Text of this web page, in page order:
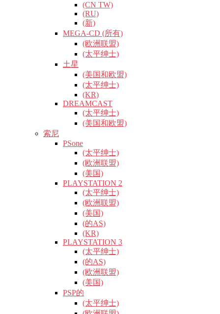
(CN TW)
(RU)
(新)
MEGA-CD (所有)
(欧洲联盟)
(太平绅士)
土星
(美国和欧盟)
(太平绅士)
(KR)
DREAMCAST
(太平绅士)
(美国和欧盟)
索尼
PSone
(太平绅士)
(欧洲联盟)
(美国)
PLAYSTATION 2
(太平绅士)
(欧洲联盟)
(美国)
(的AS)
(KR)
PLAYSTATION 3
(太平绅士)
(的AS)
(欧洲联盟)
(美国)
PSP的
(太平绅士)